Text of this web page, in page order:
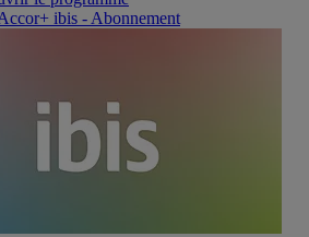
ibis - Abonnement